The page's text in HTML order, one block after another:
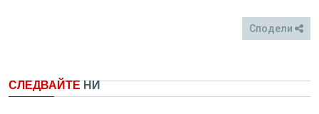
Сподели
СЛЕДВАЙТЕНИ